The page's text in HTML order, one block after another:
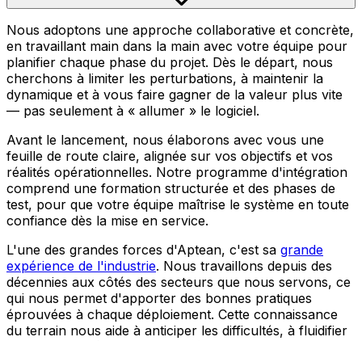
Nous adoptons une approche collaborative et concrète,
en travaillant main dans la main avec votre équipe pour
planifier chaque phase du projet. Dès le départ, nous
cherchons à limiter les perturbations, à maintenir la
dynamique et à vous faire gagner de la valeur plus vite
— pas seulement à « allumer » le logiciel.
Avant le lancement, nous élaborons avec vous une
feuille de route claire, alignée sur vos objectifs et vos
réalités opérationnelles. Notre programme d'intégration
comprend une formation structurée et des phases de
test, pour que votre équipe maîtrise le système en toute
confiance dès la mise en service.
L'une des grandes forces d'Aptean, c'est sa grande
expérience de l'industrie. Nous travaillons depuis des
décennies aux côtés des secteurs que nous servons, ce
qui nous permet d'apporter des bonnes pratiques
éprouvées à chaque déploiement. Cette connaissance
du terrain nous aide à anticiper les difficultés, à fluidifier